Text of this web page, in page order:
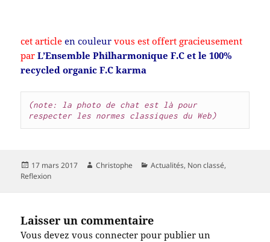
cet articleen couleur vous est offert gracieusement
parL’Ensemble Philharmonique F.C et le 100%
recycled organic F.C karma
(note: la photo de chat est là pour
respecter les normes classiques du Web)
Publié
le
17 mars 2017 Auteur
Christophe Catégories
Actualités, Non classé,
Reflexion
Laisser un commentaire
Vous devezvous connecter pour publier un